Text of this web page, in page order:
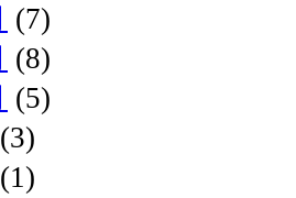
(7)
(8)
(5)
(3)
(1)